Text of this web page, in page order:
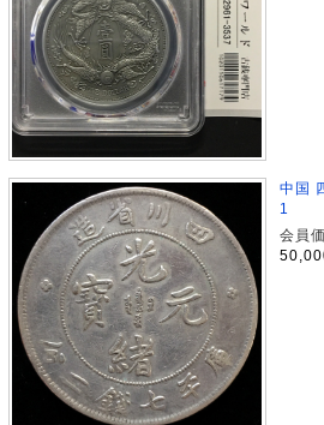
中国
1
会員